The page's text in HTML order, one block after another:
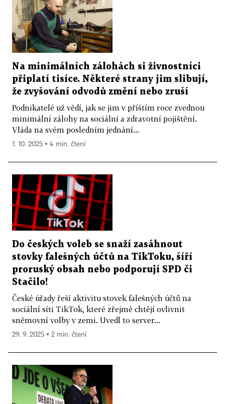
Na minimálních zálohách si živnostníci
připlatí tisíce. Některé strany jim slibují,
že zvyšování odvodů změní nebo zruší
Podnikatelé už vědí, jak se jim v příštím roce zvednou
minimální zálohy na sociální a zdravotní pojištění.
Vláda na svém posledním jednání...
1. 10. 2025 ▪ 4 min. čtení
Do českých voleb se snaží zasáhnout
stovky falešných účtů na TikToku, šíří
proruský obsah nebo podporují SPD či
Stačilo!
České úřady řeší aktivitu stovek falešných účtů na
sociální síti TikTok, které zřejmě chtějí ovlivnit
sněmovní volby v zemi. Uvedl to server...
29. 9. 2025 ▪ 2 min. čtení